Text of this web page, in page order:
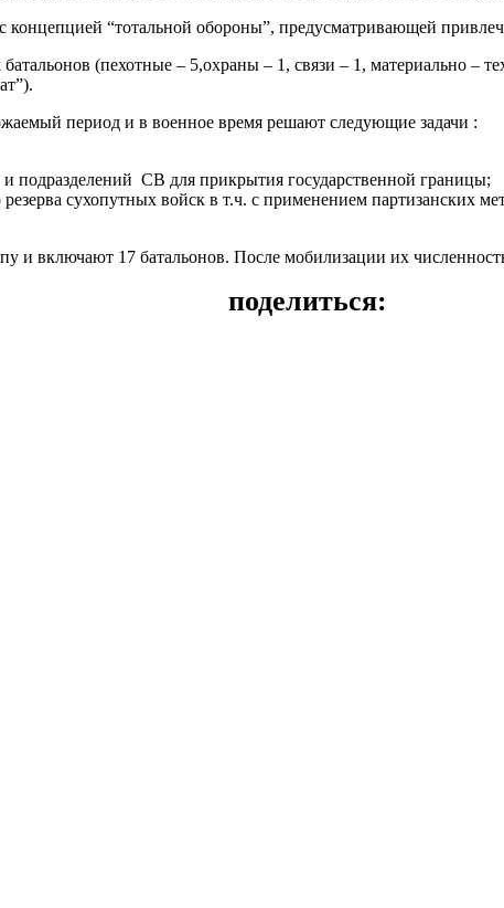
концепцией “тотальной обороны”, предусматривающей
(пехотные – 5,охраны – 1, связи – 1, материально –
период и в военное время решают следующие задачи :
подразделений СВ для прикрытия государственной границы;
сухопутных войск в т.ч. с применением партизанских
включают 17 батальонов. После мобилизации их
поделиться: